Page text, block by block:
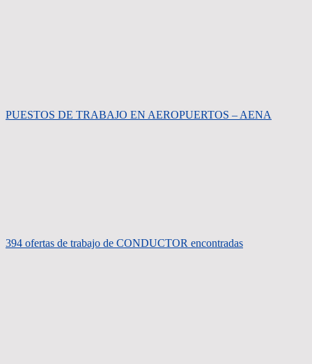
PUESTOS DE TRABAJO EN AEROPUERTOS – AENA
394 ofertas de trabajo de CONDUCTOR encontradas